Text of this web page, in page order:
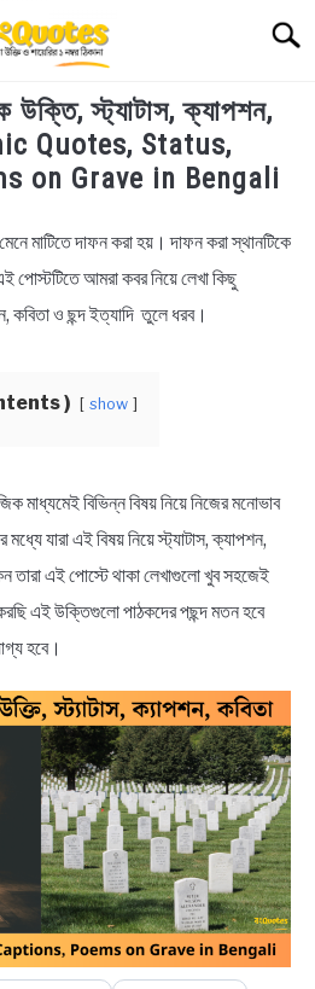
উক্তি, স্ট্যাটাস, ক্যাপশন,
Quotes, Status,
on Grave in Bengali
মাটিতে দাফন করা হয়। দাফন করা স্থানটিকে
আমরা কবর নিয়ে লেখা কিছু
কবিতা ও ছন্দ ইত্যাদি তুলে ধরব।
) show
মাধ্যমেই বিভিন্ন বিষয় নিয়ে নিজের মনোভাব
যারা এই বিষয় নিয়ে স্ট্যাটাস, ক্যাপশন,
তারা এই পোস্টে থাকা লেখাগুলো খুব সহজেই
এই উক্তিগুলো পাঠকদের পছন্দ মতন হবে
হবে।